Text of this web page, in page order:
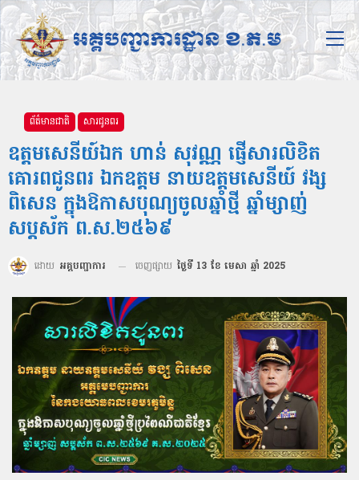
ព័ត៌មានជាតិ សារជូនពរ
ឧត្តមសេនីយ៍ឯក ហាន់ សុវណ្ណ ផ្ញើសារលិខិត
គោរពជូនពរ ឯកឧត្ដម នាយឧត្ដមសេនីយ៍ វង្ស
ពិសេន ក្នុងឱកាសបុណ្យចូលឆ្នាំថ្មី ឆ្នាំម្សាញ់
សប្តស័ក ព.ស.២៥៦៩
ដោយ អគ្គបញ្ជាការ ចេញផ្សាយ ថ្ងៃទី 13 ខែ មេសា ឆ្នាំ 2025